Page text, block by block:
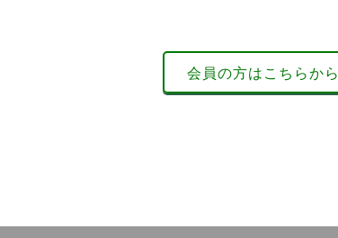
会員の方はこちらから